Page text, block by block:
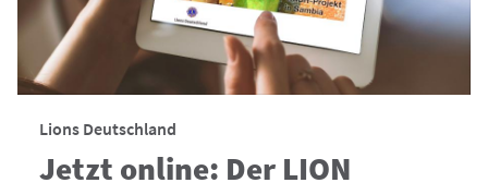
Lions Deutschland
Jetzt online: Der LION